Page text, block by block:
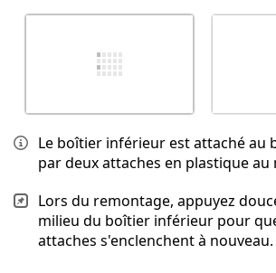
Le boîtier inférieur est attaché au
par deux attaches en plastique au
Lors du remontage, appuyez
milieu du boîtier inférieur pour
attaches s'enclenchent à nouveau.